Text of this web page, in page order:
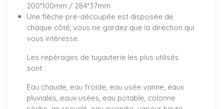
200*100mm / 284*37mm
Une flèche pré-découpée est disposée de
chaque côté, vous ne gardez que la direction qui
vous intéresse.
Les repérages de tuyauterie les plus utilisés
sont :
Eau chaude, eau froide, eau usée vanne, eaux
pluviales, eaux usées, eau potable, colonne